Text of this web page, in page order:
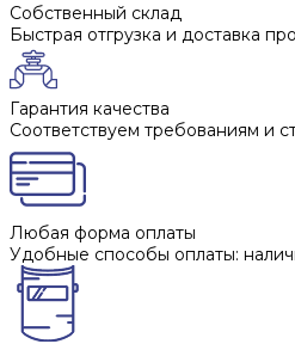
Собственный склад
Быстрая отгрузка и доставка
Гарантия качества
Соответствуем требованиям и
Любая форма оплаты
Удобные способы оплаты: